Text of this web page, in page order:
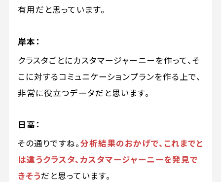
有用だと思っています。
岸本：
クラスタごとにカスタマージャーニーを作って、そ
こに対するコミュニケーションプランを作る上で、
非常に役立つデータだと思います。
日高：
その通りですね。分析結果のおかげで、これまでと
は違うクラスタ、カスタマージャーニーを発見で
きそうだと思っています。